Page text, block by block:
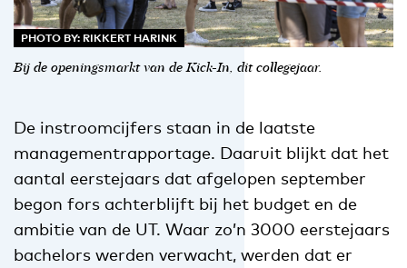
PHOTO BY: RIKKERT HARINK
Bij de openingsmarkt van de Kick-In, dit collegejaar.
De instroomcijfers staan in de laatste
managementrapportage. Daaruit blijkt dat het
aantal eerstejaars dat afgelopen september
begon fors achterblijft bij het budget en de
ambitie van de UT. Waar zo’n 3000 eerstejaars
bachelors werden verwacht, werden dat er